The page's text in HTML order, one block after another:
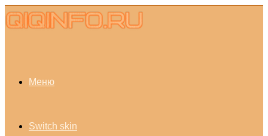
Меню
Switch skin